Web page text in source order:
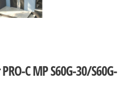
C MP S60G-30/S60G-